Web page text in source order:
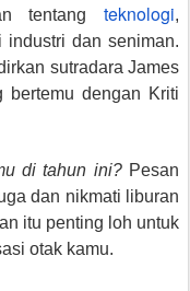
tentang teknologi,
dan seniman.
sutradara James
bertemu dengan Kriti
di tahun ini?Pesan
dan nikmati liburan
itu penting loh untuk
otak kamu.